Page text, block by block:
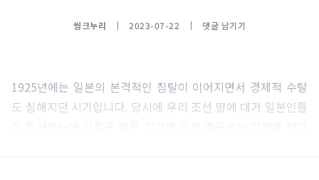
씽크누리 2023-07-22 댓글 남기기
1925년에는 일본의 본격적인 침탈이 이어지면서 경제적 수탈
도 심해지던 시기입니다. 당시에 우리 조선 땅에 대거 일본인들